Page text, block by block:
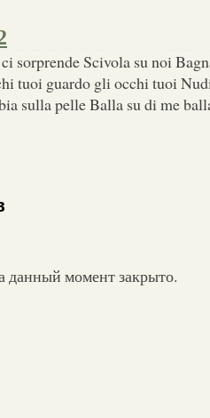
sorprende Scivola su noi
tuoi guardo gli occhi tuoi
sulla pelle Balla su di me
данный момент закрыто.